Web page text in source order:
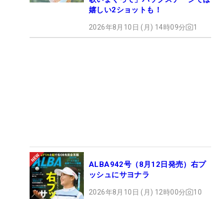
嬉しい2ショットも！
2026年8月10日 (月) 14時09分 1
ALBA942号（8月12日発売）右プ
ッシュにサヨナラ
2026年8月10日 (月) 12時00分 10